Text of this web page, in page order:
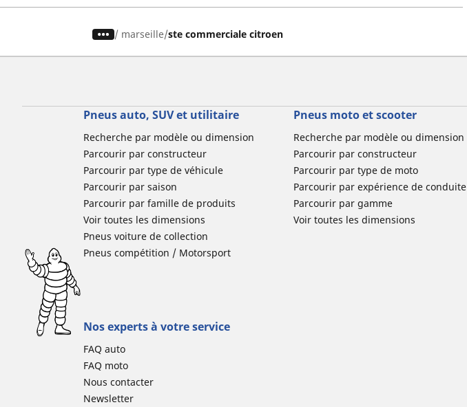
/ marseille ste commerciale citroen
Pneus auto, SUV et utilitaire
Recherche par modèle ou dimension
Parcourir par constructeur
Parcourir par type de véhicule
Parcourir par saison
Parcourir par famille de produits
Voir toutes les dimensions
Pneus voiture de collection
Pneus compétition / Motorsport
Pneus moto et scooter
Recherche par modèle ou dimension
Parcourir par constructeur
Parcourir par type de moto
Parcourir par expérience de conduite
Parcourir par gamme
Voir toutes les dimensions
Nos experts à votre service
FAQ auto
FAQ moto
Nous contacter
Newsletter